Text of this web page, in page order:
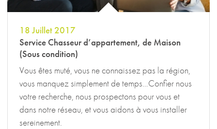
18 Juillet 2017
Service Chasseur d’appartement, de Maison
(Sous condition)
Vous êtes muté, vous ne connaissez pas la région,
vous manquez simplement de temps…Confier nous
votre recherche, nous prospectons pour vous et
dans notre réseau, et vous aidons à vous installer
sereinement.